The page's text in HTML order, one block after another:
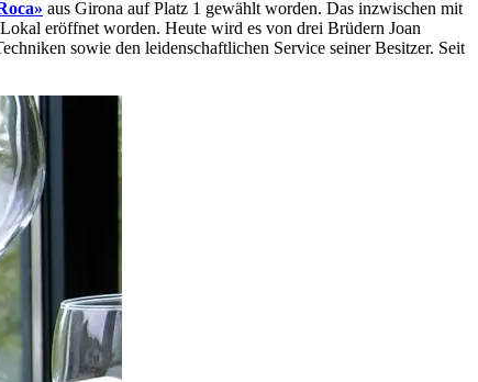
aus Girona auf Platz 1 gewählt worden. Das inzwischen mit
eröffnet worden. Heute wird es von drei Brüdern Joan
sowie den leidenschaftlichen Service seiner Besitzer. Seit